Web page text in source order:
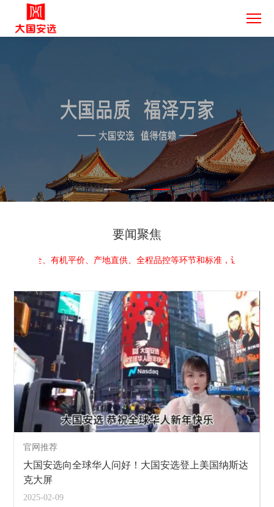
要闻聚焦
安全、有机平价、产地直供、全程品控等环节和标准，让中国好
官网推荐
大国安选向全球华人问好！大国安选登上美国纳斯达
克大屏
2025-02-09